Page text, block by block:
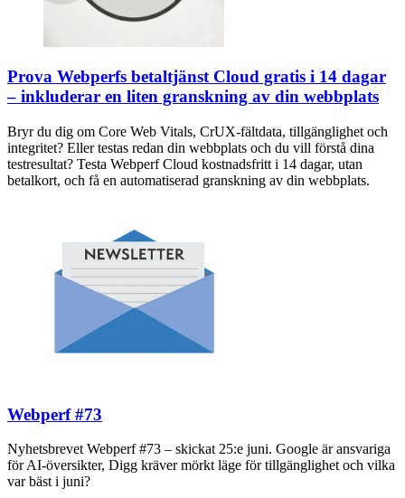
Prova Webperfs betaltjänst Cloud gratis i 14 dagar
– inkluderar en liten granskning av din webbplats
Bryr du dig om Core Web Vitals, CrUX-fältdata, tillgänglighet och
integritet? Eller testas redan din webbplats och du vill förstå dina
testresultat? Testa Webperf Cloud kostnadsfritt i 14 dagar, utan
betalkort, och få en automatiserad granskning av din webbplats.
Webperf #73
Nyhetsbrevet Webperf #73 – skickat 25:e juni. Google är ansvariga
för AI-översikter, Digg kräver mörkt läge för tillgänglighet och vilka
var bäst i juni?